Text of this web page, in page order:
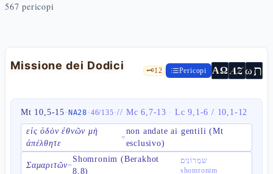
567 pericopi
Missione dei Dodici 🗝️12 Pericopi ΑΩ AZωת
Mt 10,5-15· NA28· 46/135·// Mc 6,7-13 · Lc 9,1-6 / 10,1-12
εἰς ὁδὸν ἐθνῶν μὴ
ἀπέλθητε
=
non andate ai gentili (Mt
esclusivo)
Σαμαριτῶν=
Shomronim (Berakhot
8,8)
שֹׁמְרוֹנִים
shomronim